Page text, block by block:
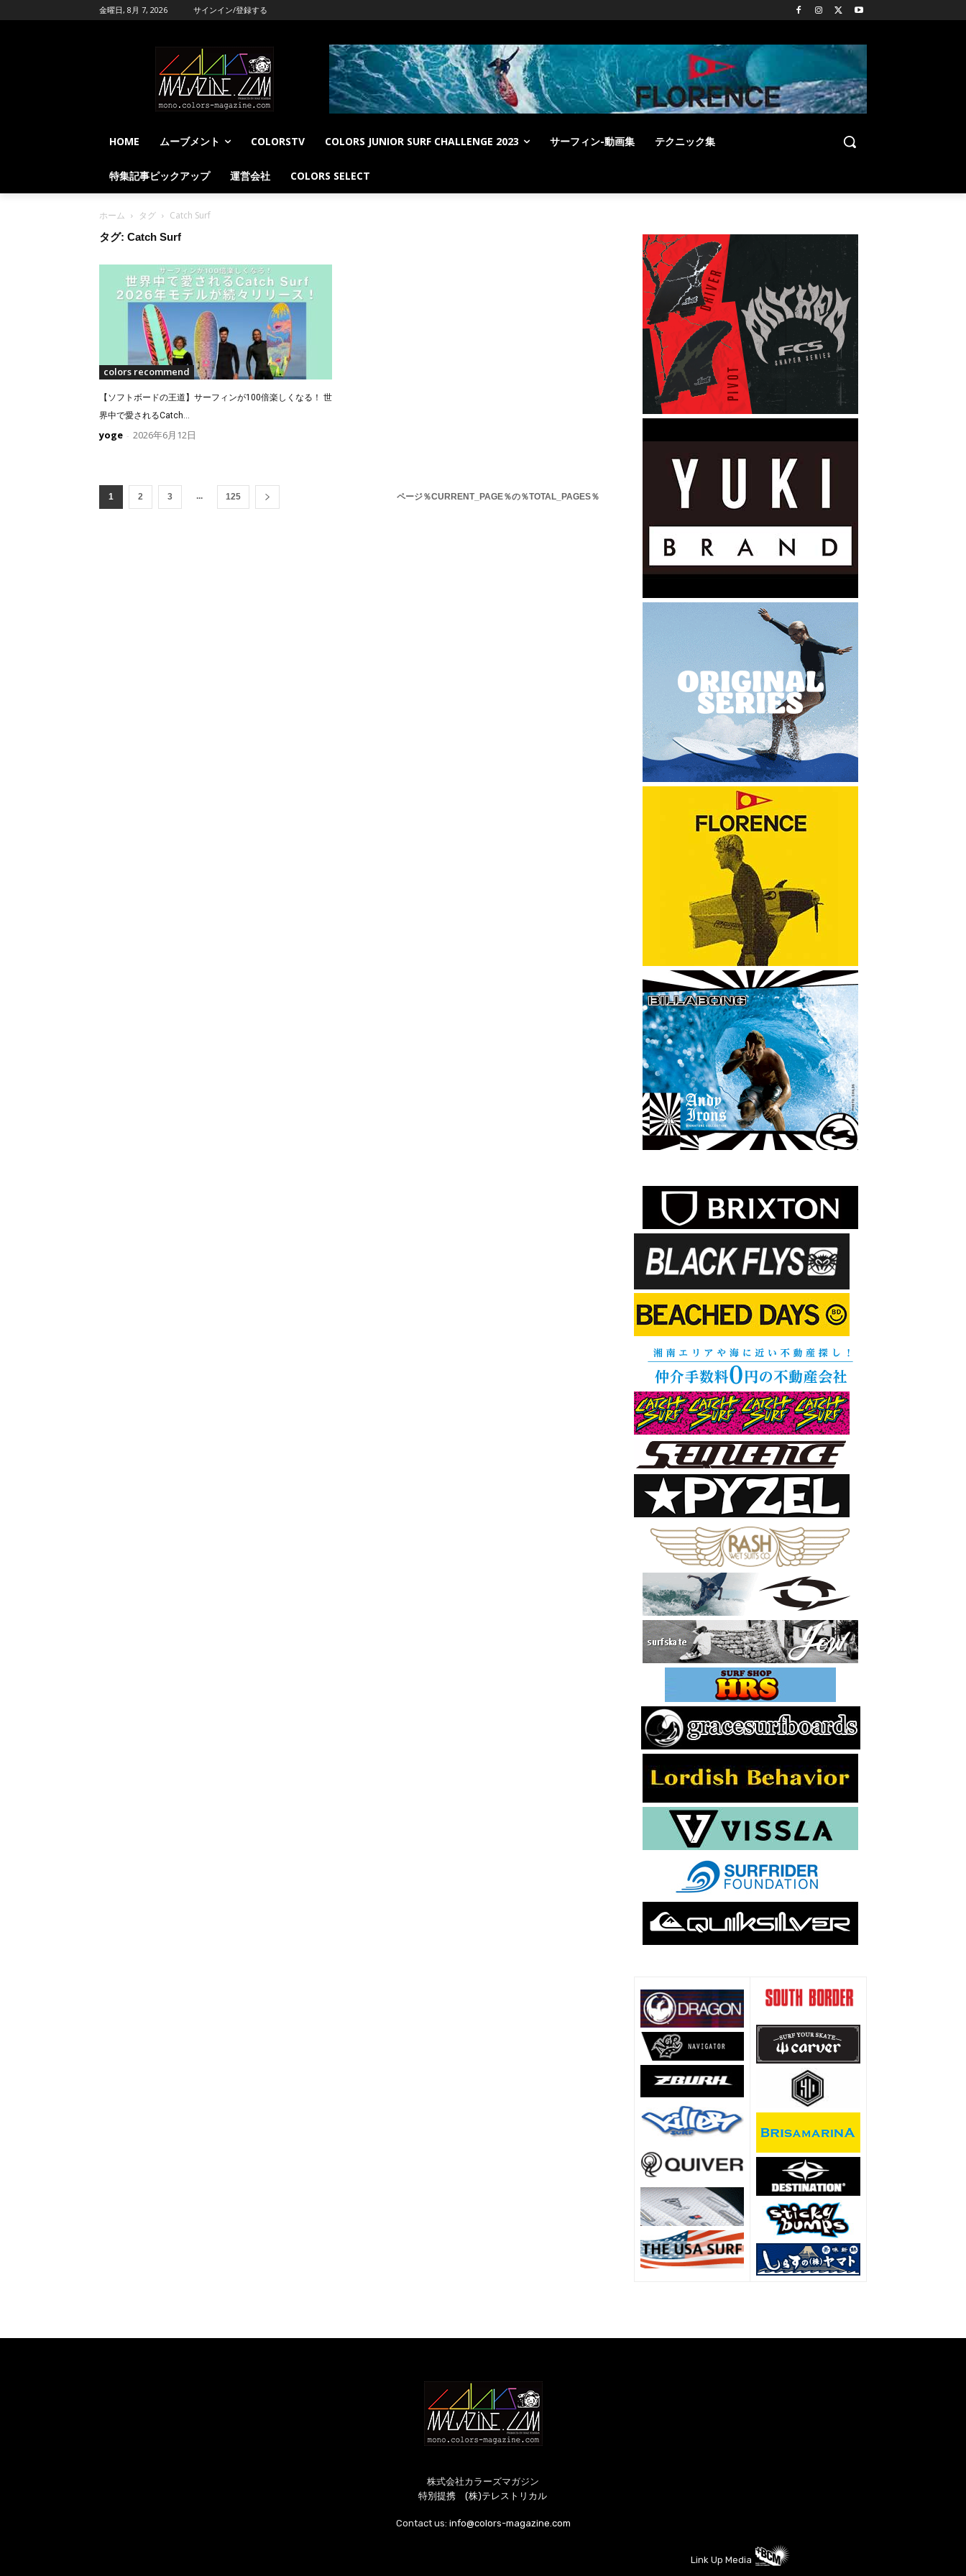
金曜日, 8月 7, 2026 サインイン/登録する
HOME ムーブメント COLORSTV COLORS JUNIOR SURF CHALLENGE 2023 サーフィン-動画集 テクニック集
特集記事ピックアップ 運営会社 COLORS SELECT
ホーム タグ
Catch Surf
タグ: Catch Surf
colors recommend
【ソフトボードの王道】サーフィンが100倍楽しくなる！ 世
界中で愛されるCatch...
yoge - 2026年6月12日
1 2 3 ... 125 ページ％CURRENT_PAGE％の％TOTAL_PAGES％
株式会社カラーズマガジン
特別提携 (株)テレストリカル
Contact us: info@colors-magazine.com
Link Up Media